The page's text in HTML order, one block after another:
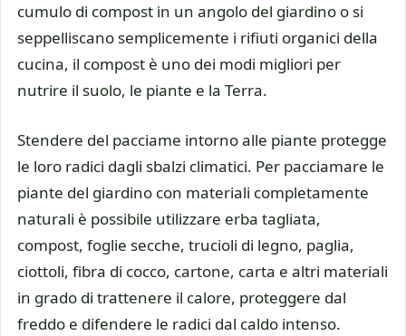
cumulo di compost in un angolo del giardino o si
seppelliscano semplicemente i rifiuti organici della
cucina, il compost è uno dei modi migliori per
nutrire il suolo, le piante e la Terra.
Stendere del pacciame intorno alle piante protegge
le loro radici dagli sbalzi climatici. Per pacciamare le
piante del giardino con materiali completamente
naturali è possibile utilizzare erba tagliata,
compost, foglie secche, trucioli di legno, paglia,
ciottoli, fibra di cocco, cartone, carta e altri materiali
in grado di trattenere il calore, proteggere dal
freddo e difendere le radici dal caldo intenso.